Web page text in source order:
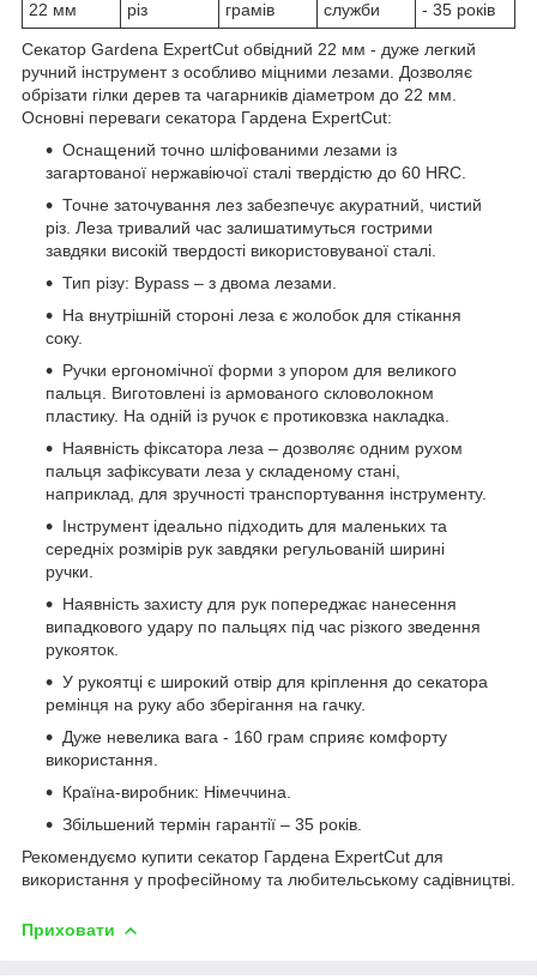
Секатор Gardena ExpertCut обвідний 22 мм - дуже легкий
ручний інструмент з особливо міцними лезами. Дозволяє
обрізати гілки дерев та чагарників діаметром до 22 мм.
Основні переваги секатора Гардена ExpertCut:
Оснащений точно шліфованими лезами із
загартованої нержавіючої сталі твердістю до 60 HRC.
Точне заточування лез забезпечує акуратний, чистий
різ. Леза тривалий час залишатимуться гострими
завдяки високій твердості використовуваної сталі.
Тип різу: Bypass – з двома лезами.
На внутрішній стороні леза є жолобок для стікання
соку.
Ручки ергономічної форми з упором для великого
пальця. Виготовлені із армованого скловолокном
пластику. На одній із ручок є протиковзка накладка.
Наявність фіксатора леза – дозволяє одним рухом
пальця зафіксувати леза у складеному стані,
наприклад, для зручності транспортування інструменту.
Інструмент ідеально підходить для маленьких та
середніх розмірів рук завдяки регульованій ширині
ручки.
Наявність захисту для рук попереджає нанесення
випадкового удару по пальцях під час різкого зведення
рукояток.
У рукоятці є широкий отвір для кріплення до секатора
ремінця на руку або зберігання на гачку.
Дуже невелика вага - 160 грам сприяє комфорту
використання.
Країна-виробник: Німеччина.
Збільшений термін гарантії – 35 років.
Рекомендуємо купити секатор Гардена ExpertCut для
використання у професійному та любительському садівництві.
Приховати